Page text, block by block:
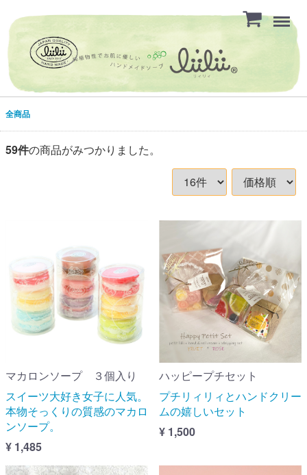
Menu
全商品
59件の商品がみつかりました。
マカロンソープ ３個入り
スイーツ大好き女子に人気。
本物そっくりの質感のマカロ
ンソープ。
¥ 1,485
ハッピープチセット
プチリィリィとハンドクリー
ムの嬉しいセット
¥ 1,500